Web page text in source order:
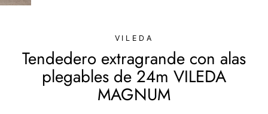
VILEDA
Tendedero extragrande con alas
plegables de 24m VILEDA
MAGNUM